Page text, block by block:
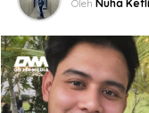
Oleh Nuha Kefli